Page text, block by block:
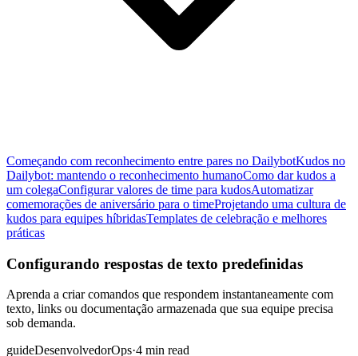
Começando com reconhecimento entre pares no DailybotKudos no
Dailybot: mantendo o reconhecimento humanoComo dar kudos a
um colegaConfigurar valores de time para kudosAutomatizar
comemorações de aniversário para o timeProjetando uma cultura de
kudos para equipes híbridasTemplates de celebração e melhores
práticas
Configurando respostas de texto predefinidas
Aprenda a criar comandos que respondem instantaneamente com
texto, links ou documentação armazenada que sua equipe precisa
sob demanda.
guideDesenvolvedorOps·4 min read